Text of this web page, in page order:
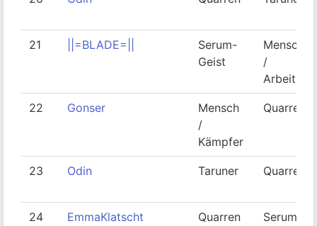
21 ||=BLADE=||
Serum-
Geist
Mensch
/
Arbeiter
22 Gonser
Mensch
/
Kämpfer
Quarren
23 Odin Taruner Quarren
24 EmmaKlatscht Quarren
Serum-